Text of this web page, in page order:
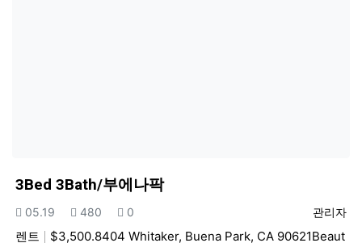
3Bed 3Bath/부에나팍
등록자
관리자
등록일
05.19 조회
480 추천
0
렌트
$3,500.8404 Whitaker, Buena Park, CA 90621Beaut